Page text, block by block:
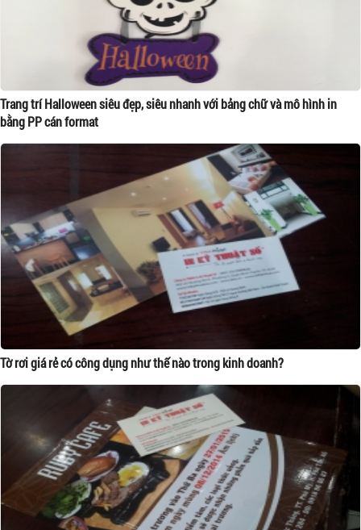
Trang trí Halloween siêu đẹp, siêu nhanh với bảng chữ và mô hình in
bằng PP cán format
Tờ rơi giá rẻ có công dụng như thế nào trong kinh doanh?